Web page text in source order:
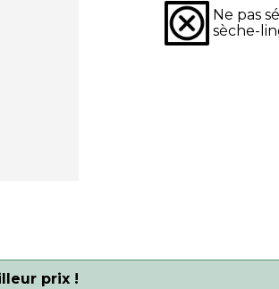
Ne pas
sèche-
prix !